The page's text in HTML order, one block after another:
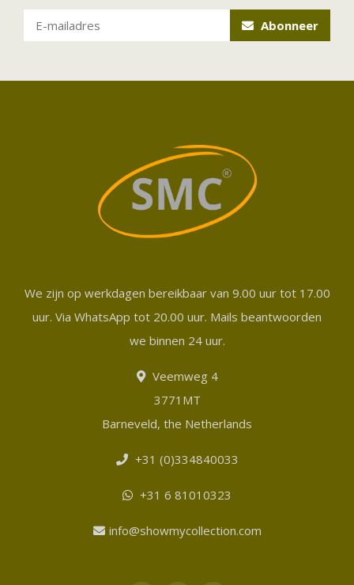
Abonneer
We zijn op werkdagen bereikbaar van 9.00 uur tot 17.00
uur. Via WhatsApp tot 20.00 uur. Mails beantwoorden
we binnen 24 uur.
Veemweg 4
3771MT
Barneveld, the Netherlands
+31 (0)334840033
+31 6 81010323
info@showmycollection.com